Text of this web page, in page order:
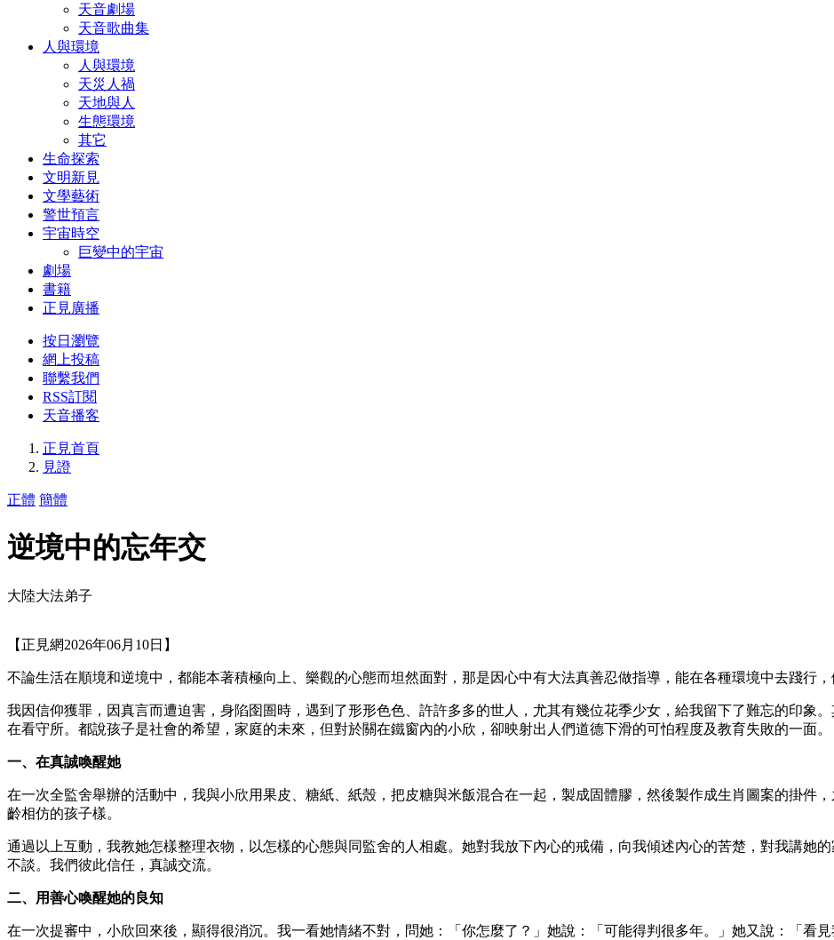
天音劇場
天音歌曲集
人與環境
人與環境
天災人禍
天地與人
生態環境
其它
生命探索
文明新見
文學藝術
警世預言
宇宙時空
巨變中的宇宙
劇場
書籍
正見廣播
按日瀏覽
網上投稿
聯繫我們
RSS訂閱
天音播客
正見首頁
見證
正體 簡體
逆境中的忘年交
大陸大法弟子
【正見網2026年06月10日】
不論生活在順境和逆境中，都能本著積極向上、樂觀的心態而坦然面對，那是因心中有大法真善忍做指導，能在各種環境中去踐行
我因信仰獲罪，因真言而遭迫害，身陷囹圄時，遇到了形形色色、許許多多的世人，尤其有幾位花季少女，給我留下了難忘的印象
在看守所。都說孩子是社會的希望，家庭的未來，但對於關在鐵窗內的小欣，卻映射出人們道德下滑的可怕程度及教育失敗的一面。
一、在真誠喚醒她
在一次全監舍舉辦的活動中，我與小欣用果皮、糖紙、紙殼，把皮糖與米飯混合在一起，製成固體膠，然後製作成生肖圖案的掛件
齡相仿的孩子樣。
通過以上互動，我教她怎樣整理衣物，以怎樣的心態與同監舍的人相處。她對我放下內心的戒備，向我傾述內心的苦楚，對我講她
不談。我們彼此信任，真誠交流。
二、用善心喚醒她的良知
在一次提審中，小欣回來後，顯得很消沉。我一看她情緒不對，問她：「你怎麼了？」她說：「可能得判很多年。」她又說：「看